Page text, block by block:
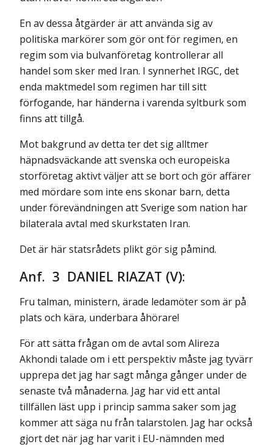
En av dessa åtgärder är att använda sig av
politiska markörer som gör ont för regimen, en
regim som via bulvanföretag kontrollerar all
handel som sker med Iran. I synnerhet IRGC, det
enda maktmedel som regimen har till sitt
förfogande, har händerna i varenda syltburk som
finns att tillgå.
Mot bakgrund av detta ter det sig alltmer
häpnadsväckande att svenska och europeiska
storföretag aktivt väljer att se bort och gör affärer
med mördare som inte ens skonar barn, detta
under förevändningen att Sverige som nation har
bilaterala avtal med skurkstaten Iran.
Det är här statsrådets plikt gör sig påmind.
Anf. 3 DANIEL RIAZAT (V):
Fru talman, ministern, ärade ledamöter som är på
plats och kära, under­bara åhörare!
För att sätta frågan om de avtal som Alireza
Akhondi talade om i ett perspektiv måste jag tyvärr
upprepa det jag har sagt många gånger under de
senaste två månaderna. Jag har vid ett antal
tillfällen läst upp i princip samma saker som jag
kommer att säga nu från talarstolen. Jag har också
gjort det när jag har varit i EU-nämnden med